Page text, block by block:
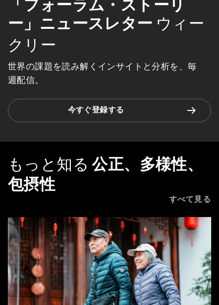
「フォーラム・ストーリ
ー」ニュースレター ウィー
クリー
世界の課題を読み解くインサイトと分析を、毎
週配信。
今すぐ登録する
もっと知る 公正、多様性、
包摂性
すべて見る